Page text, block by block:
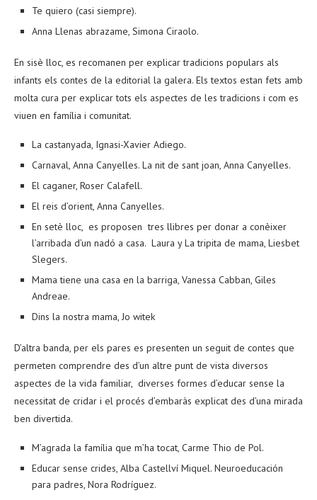
Te quiero (casi siempre).
Anna Llenas abrazame, Simona Ciraolo.
En sisè lloc, es recomanen per explicar tradicions populars als
infants els contes de la editorial la galera. Els textos estan fets amb
molta cura per explicar tots els aspectes de les tradicions i com es
viuen en família i comunitat.
La castanyada, Ignasi-Xavier Adiego.
Carnaval, Anna Canyelles. La nit de sant joan, Anna Canyelles.
El caganer, Roser Calafell.
El reis d’orient, Anna Canyelles.
En setè lloc, es proposen tres llibres per donar a conèixer
l’arribada d’un nadó a casa. Laura y La tripita de mama, Liesbet
Slegers.
Mama tiene una casa en la barriga, Vanessa Cabban, Giles
Andreae.
Dins la nostra mama, Jo witek
D’altra banda, per els pares es presenten un seguit de contes que
permeten comprendre des d’un altre punt de vista diversos
aspectes de la vida familiar, diverses formes d’educar sense la
necessitat de cridar i el procés d’embaràs explicat des d’una mirada
ben divertida.
M’agrada la família que m’ha tocat, Carme Thio de Pol.
Educar sense crides, Alba Castellví Miquel. Neuroeducación
para padres, Nora Rodríguez.